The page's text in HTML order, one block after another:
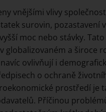
vnějšími vlivy
surovin, pozastavení
moc nebo stávky.
a široce
ovlivňují i
o ochraně
prostředí je
Příčinou